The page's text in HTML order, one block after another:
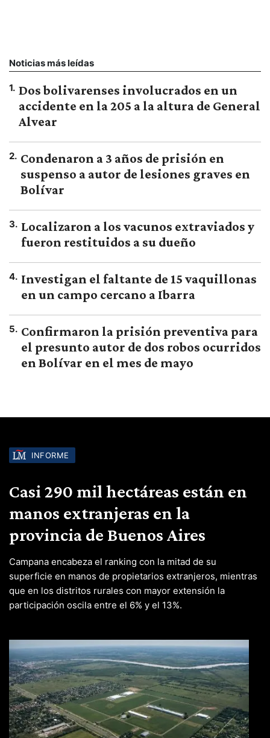
Noticias más leídas
1. Dos bolivarenses involucrados en un
accidente en la 205 a la altura de General
Alvear
2. Condenaron a 3 años de prisión en
suspenso a autor de lesiones graves en
Bolívar
3. Localizaron a los vacunos extraviados y
fueron restituidos a su dueño
4. Investigan el faltante de 15 vaquillonas
en un campo cercano a Ibarra
5. Confirmaron la prisión preventiva para
el presunto autor de dos robos ocurridos
en Bolívar en el mes de mayo
INFORME
Casi 290 mil hectáreas están en
manos extranjeras en la
provincia de Buenos Aires
Campana encabeza el ranking con la mitad de su
superficie en manos de propietarios extranjeros, mientras
que en los distritos rurales con mayor extensión la
participación oscila entre el 6% y el 13%.